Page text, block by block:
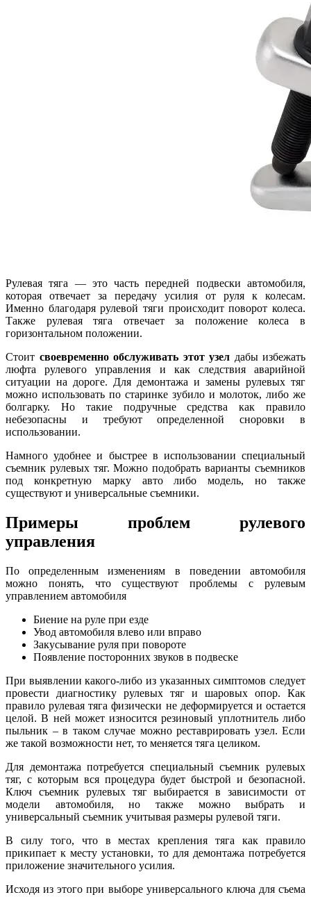
Рулевая тяга — это часть передней подвески автомобиля,
которая отвечает за передачу усилия от руля к колесам.
Именно благодаря рулевой тяги происходит поворот колеса.
Также рулевая тяга отвечает за положение колеса в
горизонтальном положении.
Стоит своевременно обслуживать этот узел дабы избежать
люфта рулевого управления и как следствия аварийной
ситуации на дороге. Для демонтажа и замены рулевых тяг
можно использовать по старинке зубило и молоток, либо же
болгарку. Но такие подручные средства как правило
небезопасны и требуют определенной сноровки в
использовании.
Намного удобнее и быстрее в использовании специальный
съемник рулевых тяг. Можно подобрать варианты съемников
под конкретную марку авто либо модель, но также
существуют и универсальные съемники.
Примеры проблем рулевого
управления
По определенным изменениям в поведении автомобиля
можно понять, что существуют проблемы с рулевым
управлением автомобиля
Биение на руле при езде
Увод автомобиля влево или вправо
Закусывание руля при повороте
Появление посторонних звуков в подвеске
При выявлении какого-либо из указанных симптомов следует
провести диагностику рулевых тяг и шаровых опор. Как
правило рулевая тяга физически не деформируется и остается
целой. В ней может износится резиновый уплотнитель либо
пыльник – в таком случае можно реставрировать узел. Если
же такой возможности нет, то меняется тяга целиком.
Для демонтажа потребуется специальный съемник рулевых
тяг, с которым вся процедура будет быстрой и безопасной.
Ключ съемник рулевых тяг выбирается в зависимости от
модели автомобиля, но также можно выбрать и
универсальный съемник учитывая размеры рулевой тяги.
В силу того, что в местах крепления тяга как правило
прикипает к месту установки, то для демонтажа потребуется
приложение значительного усилия.
Исходя из этого при выборе универсального ключа для съема